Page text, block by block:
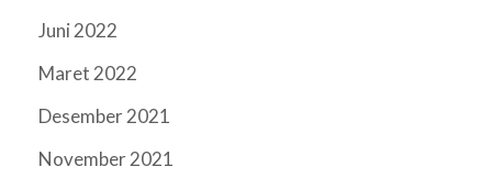
Juni 2022
Maret 2022
Desember 2021
November 2021